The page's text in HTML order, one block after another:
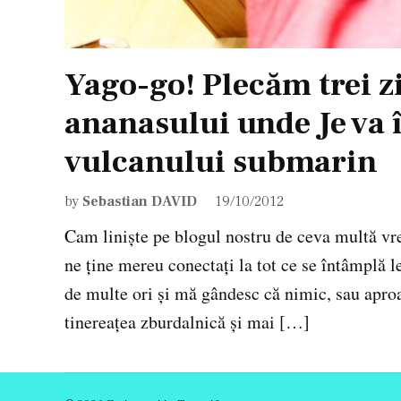
Yago-go! Plecăm trei
ananasului unde Je
vulcanului submarin
by Sebastian DAVID 19/10/2012
Cam liniște pe blogul nostru de ceva multă
ne ține mereu conectați la tot ce se întâmplă
de multe ori și mă gândesc că nimic, sau
tinereațea zburdalnică și mai […]